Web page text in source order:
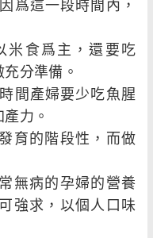
米食爲主，還要吃
分準備。
間產婦要少吃魚腥
力。
育的階段性，而做
無病的孕婦的營養
強求，以個人口味